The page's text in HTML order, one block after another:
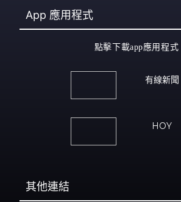
App 應用程式
點擊下載app應用程式
有線新聞
HOY
其他連結